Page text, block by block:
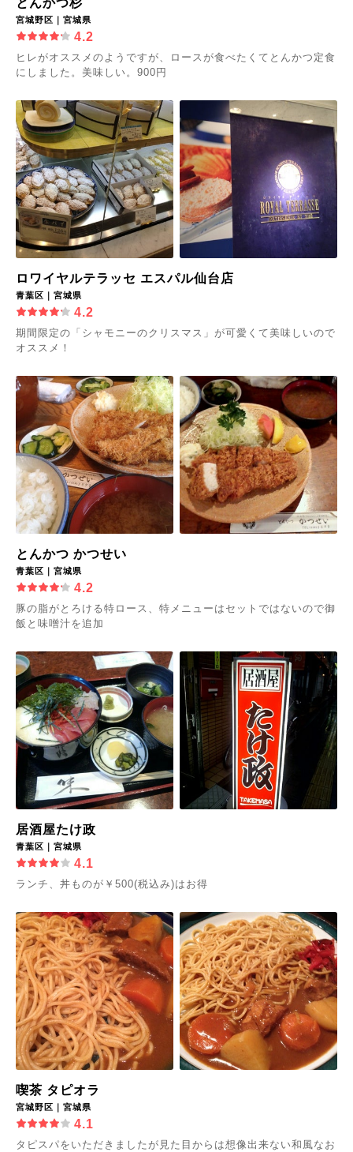
とんかつ杉
宮城野区｜宮城県
4.2
ヒレがオススメのようですが、ロースが食べたくてとんかつ定食
にしました。美味しい。900円
ロワイヤルテラッセ エスパル仙台店
青葉区｜宮城県
4.2
期間限定の「シャモニーのクリスマス」が可愛くて美味しいので
オススメ！
とんかつ かつせい
青葉区｜宮城県
4.2
豚の脂がとろける特ロース、特メニューはセットではないので御
飯と味噌汁を追加
居酒屋たけ政
青葉区｜宮城県
4.1
ランチ、丼ものが￥500(税込み)はお得
喫茶 タピオラ
宮城野区｜宮城県
4.1
タピスパをいただきましたが見た目からは想像出来ない和風なお